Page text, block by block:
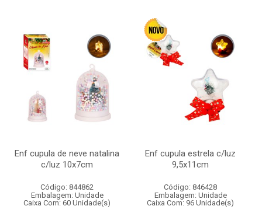
Enf cupula de neve natalina
c/luz 10x7cm
Código: 844862
Embalagem: Unidade
Caixa Com: 60 Unidade(s)
Enf cupula estrela c/luz
9,5x11cm
Código: 846428
Embalagem: Unidade
Caixa Com: 96 Unidade(s)